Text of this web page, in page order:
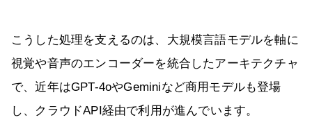
こうした処理を支えるのは、大規模言語モデルを軸に
視覚や音声のエンコーダーを統合したアーキテクチャ
で、近年はGPT-4oやGeminiなど商用モデルも登場
し、クラウドAPI経由で利用が進んでいます。